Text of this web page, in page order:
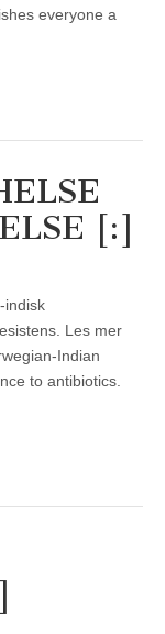
everyone a
[:]
indisk
Les mer
Indian
to antibiotics.